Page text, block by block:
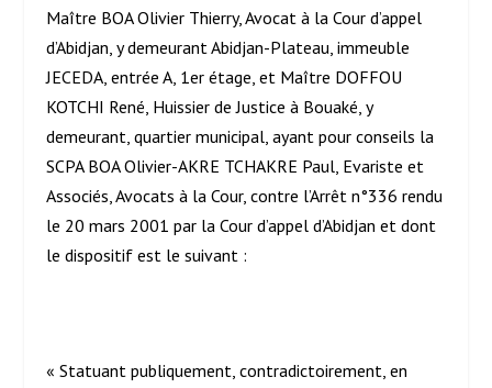
Maître BOA Olivier Thierry, Avocat à la Cour d’appel
d’Abidjan, y demeurant Abidjan-Plateau, immeuble
JECEDA, entrée A, 1er étage, et Maître DOFFOU
KOTCHI René, Huissier de Justice à Bouaké, y
demeurant, quartier municipal, ayant pour conseils la
SCPA BOA Olivier-AKRE TCHAKRE Paul, Evariste et
Associés, Avocats à la Cour, contre l’Arrêt n°336 rendu
le 20 mars 2001 par la Cour d’appel d’Abidjan et dont
le dispositif est le suivant :
« Statuant publiquement, contradictoirement, en